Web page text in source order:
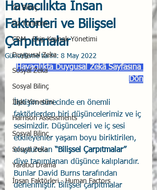
Öz Bilinç
Öz Yönetim
CRM - Ekip Kaynak Yönetimi
Duygusal Zeka
Sosyal Zeka
Sosyal Bilinç
İlişki Yönetimi
Harrison Assessments
Sosyal Bilinç
Sosyal Zeka
Yaratıcı Drama
İnsan Faktörleri - Human Factors
Havacılıkta İnsan
Faktörleri ve Bilişsel
Çarpıtmalar
Güncelleme tarihi: 8 May 2022
Havacılıkta Duygusal Zekâ Sayfasına
Dön
İletişim sürecinde en önemli
faktörlerden biri düşüncelerimiz ve iç
sesimizdir. Düşünceleri ve iç sesi
etkileyenler yaşam boyu biriktirilen,
oluşturulan “Bilişsel Çarpıtmalar”
diye tanımlanan düşünce kalıplarıdır.
Bunlar David Burns tarafından
derlenmiştir. Bilişsel çarpıtmalar